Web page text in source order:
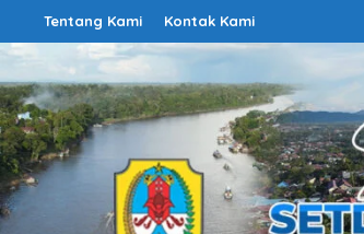
Langsung
ke
Tentang Kami Kontak Kami